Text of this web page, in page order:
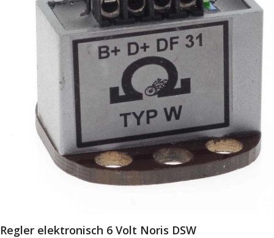
Regler elektronisch 6 Volt Noris DSW